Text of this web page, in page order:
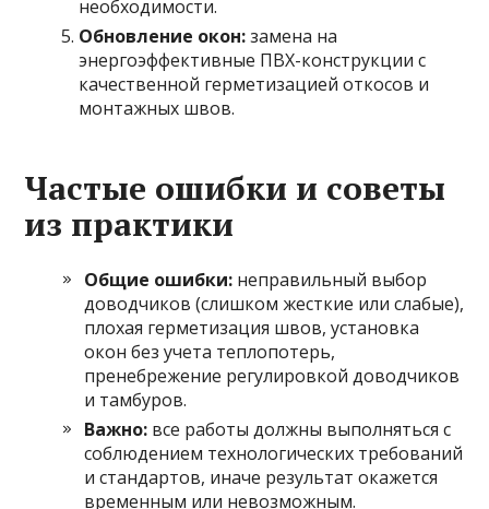
необходимости.
Обновление окон:замена на
энергоэффективные ПВХ-конструкции с
качественной герметизацией откосов и
монтажных швов.
Частые ошибки и советы
из практики
Общие ошибки: неправильный выбор
доводчиков (слишком жесткие или слабые),
плохая герметизация швов, установка
окон без учета теплопотерь,
пренебрежение регулировкой доводчиков
и тамбуров.
Важно: все работы должны выполняться с
соблюдением технологических требований
и стандартов, иначе результат окажется
временным или невозможным.